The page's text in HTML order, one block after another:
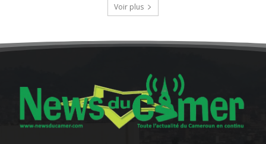
Voir plus